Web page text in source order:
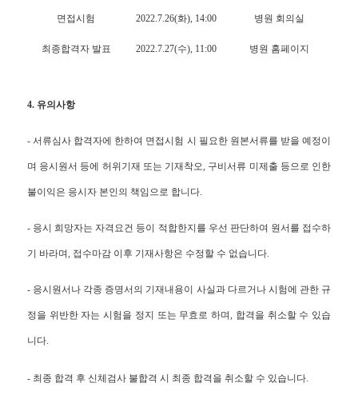
면접시험 2022.7.26(화), 14:00 병원 회의실
최종합격자 발표 2022.7.27(수), 11:00 병원 홈페이지
4. 유의사항
- 서류심사 합격자에 한하여 면접시험 시 필요한 원본서류를 받을 예정이
며 응시원서 등에 허위기재 또는 기재착오, 구비서류 미제출 등으로 인한
불이익은 응시자 본인의 책임으로 합니다.
- 응시 희망자는 자격요건 등이 적합한지를 우선 판단하여 원서를 접수하
기 바라며, 접수마감 이후 기재사항은 수정할 수 없습니다.
- 응시원서나 각종 증명서의 기재내용이 사실과 다르거나 시험에 관한 규
정을 위반한 자는 시험을 정지 또는 무효로 하며, 합격을 취소할 수 있습
니다.
- 최종 합격 후 신체검사 불합격 시 최종 합격을 취소할 수 있습니다.